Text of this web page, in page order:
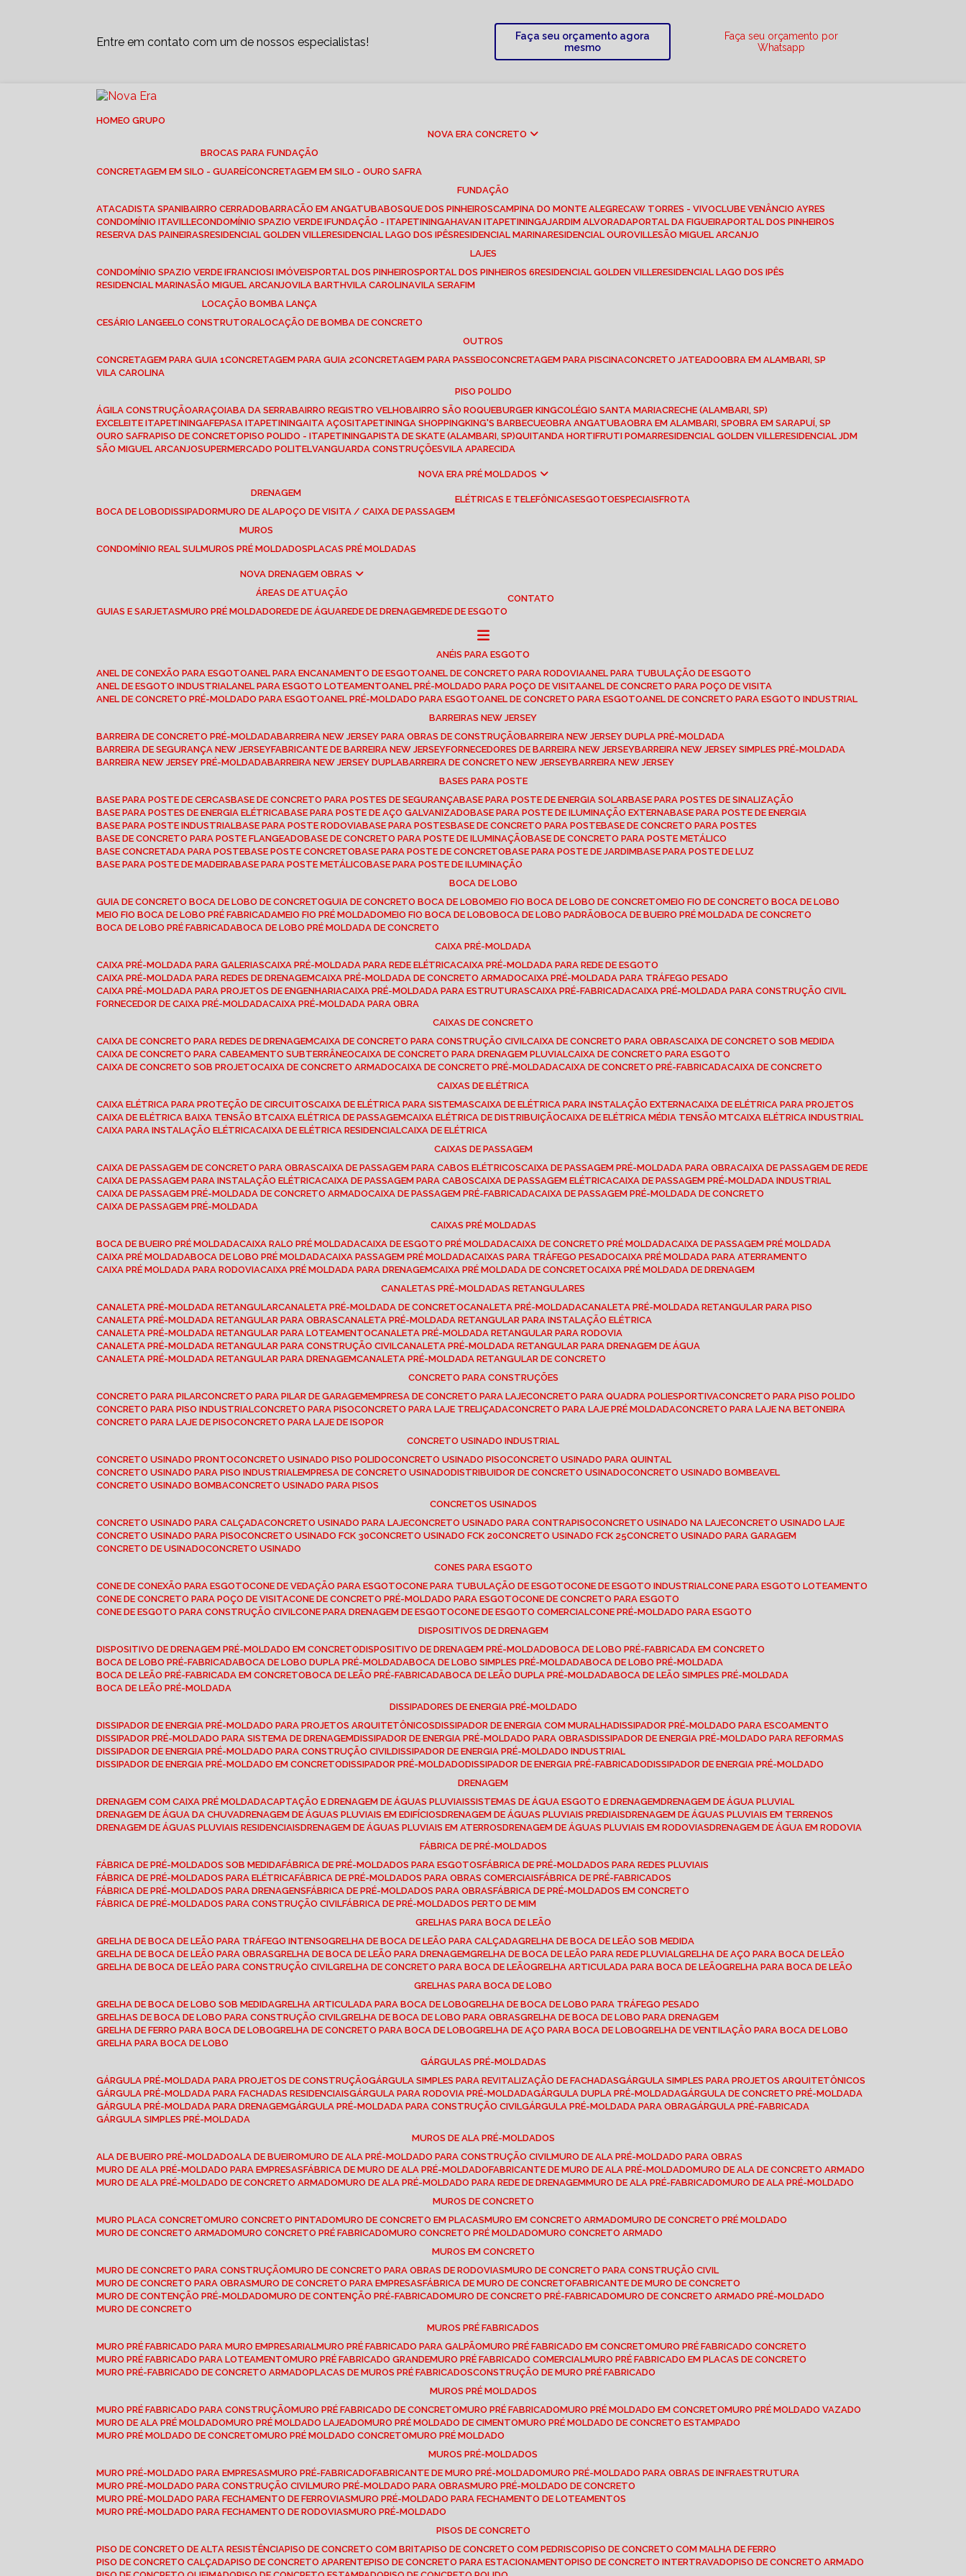
Entre em contato com um de nossos especialistas!
Faça seu orçamento agora
mesmo
Faça seu orçamento por
Whatsapp
HOME
O GRUPO
NOVA ERA CONCRETO
BROCAS PARA FUNDAÇÃO
CONCRETAGEM EM SILO - GUAREÍ CONCRETAGEM EM SILO - OURO SAFRA
FUNDAÇÃO
ATACADISTA SPANI BAIRRO CERRADO BARRACÃO EM ANGATUBA BOSQUE DOS PINHEIROS CAMPINA DO MONTE ALEGRE CAW TORRES - VIVO CLUBE VENÂNCIO AYRES
CONDOMÍNIO ITAVILLE CONDOMÍNIO SPAZIO VERDE I FUNDAÇÃO - ITAPETININGA HAVAN ITAPETININGA JARDIM ALVORADA PORTAL DA FIGUEIRA PORTAL DOS PINHEIROS
RESERVA DAS PAINEIRAS RESIDENCIAL GOLDEN VILLE RESIDENCIAL LAGO DOS IPÊS RESIDENCIAL MARINA RESIDENCIAL OUROVILLE SÃO MIGUEL ARCANJO
LAJES
CONDOMÍNIO SPAZIO VERDE I FRANCIOSI IMÓVEIS PORTAL DOS PINHEIROS PORTAL DOS PINHEIROS 6 RESIDENCIAL GOLDEN VILLE RESIDENCIAL LAGO DOS IPÊS
RESIDENCIAL MARINA SÃO MIGUEL ARCANJO VILA BARTH VILA CAROLINA VILA SERAFIM
LOCAÇÃO BOMBA LANÇA
CESÁRIO LANGE ELO CONSTRUTORA LOCAÇÃO DE BOMBA DE CONCRETO
OUTROS
CONCRETAGEM PARA GUIA 1 CONCRETAGEM PARA GUIA 2 CONCRETAGEM PARA PASSEIO CONCRETAGEM PARA PISCINA CONCRETO JATEADO
OBRA EM ALAMBARI, SP
VILA CAROLINA
PISO POLIDO
ÁGILA CONSTRUÇÃO ARAÇOIABA DA SERRA BAIRRO REGISTRO VELHO BAIRRO SÃO ROQUE BURGER KING COLÉGIO SANTA MARIA CRECHE (ALAMBARI, SP)
EXCELEITE ITAPETININGA FEPASA ITAPETININGA ITA AÇOS ITAPETININGA SHOPPING KING'S BARBECUE OBRA ANGATUBA OBRA EM ALAMBARI, SP
OBRA EM SARAPUÍ, SP
OURO SAFRA PISO DE CONCRETO PISO POLIDO - ITAPETININGA PISTA DE SKATE (ALAMBARI, SP) QUITANDA HORTIFRUTI POMAR RESIDENCIAL GOLDEN VILLE RESIDENCIAL JDM
SÃO MIGUEL ARCANJO SUPERMERCADO POLITEL VANGUARDA CONSTRUÇÕES VILA APARECIDA
NOVA ERA PRÉ MOLDADOS
DRENAGEM
BOCA DE LOBO DISSIPADOR MURO DE ALA POÇO DE VISITA / CAIXA DE PASSAGEM
ELÉTRICAS E TELEFÔNICAS ESGOTO ESPECIAIS FROTA
MUROS
CONDOMÍNIO REAL SUL
MUROS PRÉ MOLDADOS PLACAS PRÉ MOLDADAS
NOVA DRENAGEM OBRAS
ÁREAS DE ATUAÇÃO
GUIAS E SARJETAS
MURO PRÉ MOLDADO REDE DE ÁGUA REDE DE DRENAGEM REDE DE ESGOTO
CONTATO
ANÉIS PARA ESGOTO
ANEL DE CONEXÃO PARA ESGOTO ANEL PARA ENCANAMENTO DE ESGOTO ANEL DE CONCRETO PARA RODOVIA ANEL PARA TUBULAÇÃO DE ESGOTO
ANEL DE ESGOTO INDUSTRIAL ANEL PARA ESGOTO LOTEAMENTO ANEL PRÉ-MOLDADO PARA POÇO DE VISITA ANEL DE CONCRETO PARA POÇO DE VISITA
ANEL DE CONCRETO PRÉ-MOLDADO PARA ESGOTO ANEL PRÉ-MOLDADO PARA ESGOTO ANEL DE CONCRETO PARA ESGOTO ANEL DE CONCRETO PARA ESGOTO INDUSTRIAL
BARREIRAS NEW JERSEY
BARREIRA DE CONCRETO PRÉ-MOLDADA BARREIRA NEW JERSEY PARA OBRAS DE CONSTRUÇÃO BARREIRA NEW JERSEY DUPLA PRÉ-MOLDADA
BARREIRA DE SEGURANÇA NEW JERSEY FABRICANTE DE BARREIRA NEW JERSEY FORNECEDORES DE BARREIRA NEW JERSEY BARREIRA NEW JERSEY SIMPLES PRÉ-MOLDADA
BARREIRA NEW JERSEY PRÉ-MOLDADA BARREIRA NEW JERSEY DUPLA BARREIRA DE CONCRETO NEW JERSEY BARREIRA NEW JERSEY
BASES PARA POSTE
BASE PARA POSTE DE CERCAS BASE DE CONCRETO PARA POSTES DE SEGURANÇA BASE PARA POSTE DE ENERGIA SOLAR BASE PARA POSTES DE SINALIZAÇÃO
BASE PARA POSTES DE ENERGIA ELÉTRICA BASE PARA POSTE DE AÇO GALVANIZADO BASE PARA POSTE DE ILUMINAÇÃO EXTERNA BASE PARA POSTE DE ENERGIA
BASE PARA POSTE INDUSTRIAL BASE PARA POSTE RODOVIA BASE PARA POSTES BASE DE CONCRETO PARA POSTE BASE DE CONCRETO PARA POSTES
BASE DE CONCRETO PARA POSTE FLANGEADO BASE DE CONCRETO PARA POSTE DE ILUMINAÇÃO BASE DE CONCRETO PARA POSTE METÁLICO
BASE CONCRETADA PARA POSTE BASE POSTE CONCRETO BASE PARA POSTE DE CONCRETO BASE PARA POSTE DE JARDIM BASE PARA POSTE DE LUZ
BASE PARA POSTE DE MADEIRA BASE PARA POSTE METÁLICO BASE PARA POSTE DE ILUMINAÇÃO
BOCA DE LOBO
GUIA DE CONCRETO BOCA DE LOBO DE CONCRETO
GUIA DE CONCRETO BOCA DE LOBO MEIO FIO BOCA DE LOBO DE CONCRETO
MEIO FIO DE CONCRETO BOCA DE LOBO
MEIO FIO BOCA DE LOBO PRÉ FABRICADA
MEIO FIO PRÉ MOLDADO MEIO FIO BOCA DE LOBO BOCA DE LOBO PADRÃO BOCA DE BUEIRO PRÉ MOLDADA DE CONCRETO
BOCA DE LOBO PRÉ FABRICADA BOCA DE LOBO PRÉ MOLDADA DE CONCRETO
CAIXA PRÉ-MOLDADA
CAIXA PRÉ-MOLDADA PARA GALERIAS CAIXA PRÉ-MOLDADA PARA REDE ELÉTRICA CAIXA PRÉ-MOLDADA PARA REDE DE ESGOTO
CAIXA PRÉ-MOLDADA PARA REDES DE DRENAGEM CAIXA PRÉ-MOLDADA DE CONCRETO ARMADO CAIXA PRÉ-MOLDADA PARA TRÁFEGO PESADO
CAIXA PRÉ-MOLDADA PARA PROJETOS DE ENGENHARIA CAIXA PRÉ-MOLDADA PARA ESTRUTURAS CAIXA PRÉ-FABRICADA CAIXA PRÉ-MOLDADA PARA CONSTRUÇÃO CIVIL
FORNECEDOR DE CAIXA PRÉ-MOLDADA CAIXA PRÉ-MOLDADA PARA OBRA
CAIXAS DE CONCRETO
CAIXA DE CONCRETO PARA REDES DE DRENAGEM CAIXA DE CONCRETO PARA CONSTRUÇÃO CIVIL CAIXA DE CONCRETO PARA OBRAS CAIXA DE CONCRETO SOB MEDIDA
CAIXA DE CONCRETO PARA CABEAMENTO SUBTERRÂNEO CAIXA DE CONCRETO PARA DRENAGEM PLUVIAL CAIXA DE CONCRETO PARA ESGOTO
CAIXA DE CONCRETO SOB PROJETO CAIXA DE CONCRETO ARMADO CAIXA DE CONCRETO PRÉ-MOLDADA CAIXA DE CONCRETO PRÉ-FABRICADA CAIXA DE CONCRETO
CAIXAS DE ELÉTRICA
CAIXA ELÉTRICA PARA PROTEÇÃO DE CIRCUITOS CAIXA DE ELÉTRICA PARA SISTEMAS CAIXA DE ELÉTRICA PARA INSTALAÇÃO EXTERNA CAIXA DE ELÉTRICA PARA PROJETOS
CAIXA DE ELÉTRICA BAIXA TENSÃO BT CAIXA ELÉTRICA DE PASSAGEM CAIXA ELÉTRICA DE DISTRIBUIÇÃO CAIXA DE ELÉTRICA MÉDIA TENSÃO MT CAIXA ELÉTRICA INDUSTRIAL
CAIXA PARA INSTALAÇÃO ELÉTRICA CAIXA DE ELÉTRICA RESIDENCIAL CAIXA DE ELÉTRICA
CAIXAS DE PASSAGEM
CAIXA DE PASSAGEM DE CONCRETO PARA OBRAS CAIXA DE PASSAGEM PARA CABOS ELÉTRICOS CAIXA DE PASSAGEM PRÉ-MOLDADA PARA OBRA CAIXA DE PASSAGEM DE REDE
CAIXA DE PASSAGEM PARA INSTALAÇÃO ELÉTRICA CAIXA DE PASSAGEM PARA CABOS CAIXA DE PASSAGEM ELÉTRICA CAIXA DE PASSAGEM PRÉ-MOLDADA INDUSTRIAL
CAIXA DE PASSAGEM PRÉ-MOLDADA DE CONCRETO ARMADO CAIXA DE PASSAGEM PRÉ-FABRICADA CAIXA DE PASSAGEM PRÉ-MOLDADA DE CONCRETO
CAIXA DE PASSAGEM PRÉ-MOLDADA
CAIXAS PRÉ MOLDADAS
BOCA DE BUEIRO PRÉ MOLDADA CAIXA RALO PRÉ MOLDADA CAIXA DE ESGOTO PRÉ MOLDADA CAIXA DE CONCRETO PRÉ MOLDADA CAIXA DE PASSAGEM PRÉ MOLDADA
CAIXA PRÉ MOLDADA BOCA DE LOBO PRÉ MOLDADA CAIXA PASSAGEM PRÉ MOLDADA CAIXAS PARA TRÁFEGO PESADO CAIXA PRÉ MOLDADA PARA ATERRAMENTO
CAIXA PRÉ MOLDADA PARA RODOVIA CAIXA PRÉ MOLDADA PARA DRENAGEM CAIXA PRÉ MOLDADA DE CONCRETO CAIXA PRÉ MOLDADA DE DRENAGEM
CANALETAS PRÉ-MOLDADAS RETANGULARES
CANALETA PRÉ-MOLDADA RETANGULAR CANALETA PRÉ-MOLDADA DE CONCRETO CANALETA PRÉ-MOLDADA CANALETA PRÉ-MOLDADA RETANGULAR PARA PISO
CANALETA PRÉ-MOLDADA RETANGULAR PARA OBRAS CANALETA PRÉ-MOLDADA RETANGULAR PARA INSTALAÇÃO ELÉTRICA
CANALETA PRÉ-MOLDADA RETANGULAR PARA LOTEAMENTO CANALETA PRÉ-MOLDADA RETANGULAR PARA RODOVIA
CANALETA PRÉ-MOLDADA RETANGULAR PARA CONSTRUÇÃO CIVIL CANALETA PRÉ-MOLDADA RETANGULAR PARA DRENAGEM DE ÁGUA
CANALETA PRÉ-MOLDADA RETANGULAR PARA DRENAGEM CANALETA PRÉ-MOLDADA RETANGULAR DE CONCRETO
CONCRETO PARA CONSTRUÇÕES
CONCRETO PARA PILAR CONCRETO PARA PILAR DE GARAGEM EMPRESA DE CONCRETO PARA LAJE CONCRETO PARA QUADRA POLIESPORTIVA CONCRETO PARA PISO POLIDO
CONCRETO PARA PISO INDUSTRIAL CONCRETO PARA PISO CONCRETO PARA LAJE TRELIÇADA CONCRETO PARA LAJE PRÉ MOLDADA CONCRETO PARA LAJE NA BETONEIRA
CONCRETO PARA LAJE DE PISO CONCRETO PARA LAJE DE ISOPOR
CONCRETO USINADO INDUSTRIAL
CONCRETO USINADO PRONTO CONCRETO USINADO PISO POLIDO CONCRETO USINADO PISO CONCRETO USINADO PARA QUINTAL
CONCRETO USINADO PARA PISO INDUSTRIAL EMPRESA DE CONCRETO USINADO DISTRIBUIDOR DE CONCRETO USINADO CONCRETO USINADO BOMBEAVEL
CONCRETO USINADO BOMBA CONCRETO USINADO PARA PISOS
CONCRETOS USINADOS
CONCRETO USINADO PARA CALÇADA CONCRETO USINADO PARA LAJE CONCRETO USINADO PARA CONTRAPISO CONCRETO USINADO NA LAJE CONCRETO USINADO LAJE
CONCRETO USINADO PARA PISO CONCRETO USINADO FCK 30 CONCRETO USINADO FCK 20 CONCRETO USINADO FCK 25 CONCRETO USINADO PARA GARAGEM
CONCRETO DE USINADO CONCRETO USINADO
CONES PARA ESGOTO
CONE DE CONEXÃO PARA ESGOTO CONE DE VEDAÇÃO PARA ESGOTO CONE PARA TUBULAÇÃO DE ESGOTO CONE DE ESGOTO INDUSTRIAL CONE PARA ESGOTO LOTEAMENTO
CONE DE CONCRETO PARA POÇO DE VISITA CONE DE CONCRETO PRÉ-MOLDADO PARA ESGOTO CONE DE CONCRETO PARA ESGOTO
CONE DE ESGOTO PARA CONSTRUÇÃO CIVIL CONE PARA DRENAGEM DE ESGOTO CONE DE ESGOTO COMERCIAL CONE PRÉ-MOLDADO PARA ESGOTO
DISPOSITIVOS DE DRENAGEM
DISPOSITIVO DE DRENAGEM PRÉ-MOLDADO EM CONCRETO DISPOSITIVO DE DRENAGEM PRÉ-MOLDADO BOCA DE LOBO PRÉ-FABRICADA EM CONCRETO
BOCA DE LOBO PRÉ-FABRICADA BOCA DE LOBO DUPLA PRÉ-MOLDADA BOCA DE LOBO SIMPLES PRÉ-MOLDADA BOCA DE LOBO PRÉ-MOLDADA
BOCA DE LEÃO PRÉ-FABRICADA EM CONCRETO BOCA DE LEÃO PRÉ-FABRICADA BOCA DE LEÃO DUPLA PRÉ-MOLDADA BOCA DE LEÃO SIMPLES PRÉ-MOLDADA
BOCA DE LEÃO PRÉ-MOLDADA
DISSIPADORES DE ENERGIA PRÉ-MOLDADO
DISSIPADOR DE ENERGIA PRÉ-MOLDADO PARA PROJETOS ARQUITETÔNICOS DISSIPADOR DE ENERGIA COM MURALHA DISSIPADOR PRÉ-MOLDADO PARA ESCOAMENTO
DISSIPADOR PRÉ-MOLDADO PARA SISTEMA DE DRENAGEM DISSIPADOR DE ENERGIA PRÉ-MOLDADO PARA OBRAS DISSIPADOR DE ENERGIA PRÉ-MOLDADO PARA REFORMAS
DISSIPADOR DE ENERGIA PRÉ-MOLDADO PARA CONSTRUÇÃO CIVIL DISSIPADOR DE ENERGIA PRÉ-MOLDADO INDUSTRIAL
DISSIPADOR DE ENERGIA PRÉ-MOLDADO EM CONCRETO DISSIPADOR PRÉ-MOLDADO DISSIPADOR DE ENERGIA PRÉ-FABRICADO DISSIPADOR DE ENERGIA PRÉ-MOLDADO
DRENAGEM
DRENAGEM COM CAIXA PRÉ MOLDADA CAPTAÇÃO E DRENAGEM DE ÁGUAS PLUVIAIS SISTEMAS DE ÁGUA ESGOTO E DRENAGEM DRENAGEM DE ÁGUA PLUVIAL
DRENAGEM DE ÁGUA DA CHUVA DRENAGEM DE ÁGUAS PLUVIAIS EM EDIFÍCIOS DRENAGEM DE ÁGUAS PLUVIAIS PREDIAIS DRENAGEM DE ÁGUAS PLUVIAIS EM TERRENOS
DRENAGEM DE ÁGUAS PLUVIAIS RESIDENCIAIS DRENAGEM DE ÁGUAS PLUVIAIS EM ATERROS DRENAGEM DE ÁGUAS PLUVIAIS EM RODOVIAS DRENAGEM DE ÁGUA EM RODOVIA
FÁBRICA DE PRÉ-MOLDADOS
FÁBRICA DE PRÉ-MOLDADOS SOB MEDIDA FÁBRICA DE PRÉ-MOLDADOS PARA ESGOTOS FÁBRICA DE PRÉ-MOLDADOS PARA REDES PLUVIAIS
FÁBRICA DE PRÉ-MOLDADOS PARA ELÉTRICA FÁBRICA DE PRÉ-MOLDADOS PARA OBRAS COMERCIAIS FÁBRICA DE PRÉ-FABRICADOS
FÁBRICA DE PRÉ-MOLDADOS PARA DRENAGENS FÁBRICA DE PRÉ-MOLDADOS PARA OBRAS FÁBRICA DE PRÉ-MOLDADOS EM CONCRETO
FÁBRICA DE PRÉ-MOLDADOS PARA CONSTRUÇÃO CIVIL FÁBRICA DE PRÉ-MOLDADOS PERTO DE MIM
GRELHAS PARA BOCA DE LEÃO
GRELHA DE BOCA DE LEÃO PARA TRÁFEGO INTENSO
GRELHA DE BOCA DE LEÃO PARA CALÇADA
GRELHA DE BOCA DE LEÃO SOB MEDIDA
GRELHA DE BOCA DE LEÃO PARA OBRAS
GRELHA DE BOCA DE LEÃO PARA DRENAGEM GRELHA DE BOCA DE LEÃO PARA REDE PLUVIAL
GRELHA DE AÇO PARA BOCA DE LEÃO
GRELHA DE BOCA DE LEÃO PARA CONSTRUÇÃO CIVIL
GRELHA DE CONCRETO PARA BOCA DE LEÃO GRELHA ARTICULADA PARA BOCA DE LEÃO
GRELHA PARA BOCA DE LEÃO
GRELHAS PARA BOCA DE LOBO
GRELHA DE BOCA DE LOBO SOB MEDIDA
GRELHA ARTICULADA PARA BOCA DE LOBO
GRELHA DE BOCA DE LOBO PARA TRÁFEGO PESADO
GRELHAS DE BOCA DE LOBO PARA CONSTRUÇÃO CIVIL
GRELHA DE BOCA DE LOBO PARA OBRAS
GRELHA DE BOCA DE LOBO PARA DRENAGEM
GRELHA DE FERRO PARA BOCA DE LOBO
GRELHA DE CONCRETO PARA BOCA DE LOBO GRELHA DE AÇO PARA BOCA DE LOBO
GRELHA DE VENTILAÇÃO PARA BOCA DE LOBO
GRELHA PARA BOCA DE LOBO
GÁRGULAS PRÉ-MOLDADAS
GÁRGULA PRÉ-MOLDADA PARA PROJETOS DE CONSTRUÇÃO
GÁRGULA SIMPLES PARA REVITALIZAÇÃO DE FACHADAS
GÁRGULA SIMPLES PARA PROJETOS ARQUITETÔNICOS
GÁRGULA PRÉ-MOLDADA PARA FACHADAS RESIDENCIAIS
GÁRGULA PARA RODOVIA PRÉ-MOLDADA GÁRGULA DUPLA PRÉ-MOLDADA
GÁRGULA DE CONCRETO PRÉ-MOLDADA
GÁRGULA PRÉ-MOLDADA PARA DRENAGEM
GÁRGULA PRÉ-MOLDADA PARA CONSTRUÇÃO CIVIL GÁRGULA PRÉ-MOLDADA PARA OBRA
GÁRGULA PRÉ-FABRICADA
GÁRGULA SIMPLES PRÉ-MOLDADA
MUROS DE ALA PRÉ-MOLDADOS
ALA DE BUEIRO PRÉ-MOLDADO ALA DE BUEIRO MURO DE ALA PRÉ-MOLDADO PARA CONSTRUÇÃO CIVIL
MURO DE ALA PRÉ-MOLDADO PARA OBRAS
MURO DE ALA PRÉ-MOLDADO PARA EMPRESAS FÁBRICA DE MURO DE ALA PRÉ-MOLDADO FABRICANTE DE MURO DE ALA PRÉ-MOLDADO
MURO DE ALA DE CONCRETO ARMADO
MURO DE ALA PRÉ-MOLDADO DE CONCRETO ARMADO
MURO DE ALA PRÉ-MOLDADO PARA REDE DE DRENAGEM MURO DE ALA PRÉ-FABRICADO
MURO DE ALA PRÉ-MOLDADO
MUROS DE CONCRETO
MURO PLACA CONCRETO
MURO CONCRETO PINTADO MURO DE CONCRETO EM PLACAS MURO EM CONCRETO ARMADO
MURO DE CONCRETO PRÉ MOLDADO
MURO DE CONCRETO ARMADO
MURO CONCRETO PRÉ FABRICADO MURO CONCRETO PRÉ MOLDADO
MURO CONCRETO ARMADO
MUROS EM CONCRETO
MURO DE CONCRETO PARA CONSTRUÇÃO
MURO DE CONCRETO PARA OBRAS DE RODOVIAS
MURO DE CONCRETO PARA CONSTRUÇÃO CIVIL
MURO DE CONCRETO PARA OBRAS
MURO DE CONCRETO PARA EMPRESAS FÁBRICA DE MURO DE CONCRETO FABRICANTE DE MURO DE CONCRETO
MURO DE CONTENÇÃO PRÉ-MOLDADO
MURO DE CONTENÇÃO PRÉ-FABRICADO MURO DE CONCRETO PRÉ-FABRICADO
MURO DE CONCRETO ARMADO PRÉ-MOLDADO
MURO DE CONCRETO
MUROS PRÉ FABRICADOS
MURO PRÉ FABRICADO PARA MURO EMPRESARIAL
MURO PRÉ FABRICADO PARA GALPÃO MURO PRÉ FABRICADO EM CONCRETO
MURO PRÉ FABRICADO CONCRETO
MURO PRÉ FABRICADO PARA LOTEAMENTO
MURO PRÉ FABRICADO GRANDE MURO PRÉ FABRICADO COMERCIAL
MURO PRÉ FABRICADO EM PLACAS DE CONCRETO
MURO PRÉ-FABRICADO DE CONCRETO ARMADO PLACAS DE MUROS PRÉ FABRICADOS CONSTRUÇÃO DE MURO PRÉ FABRICADO
MUROS PRÉ MOLDADOS
MURO PRÉ FABRICADO PARA CONSTRUÇÃO
MURO PRÉ FABRICADO DE CONCRETO MURO PRÉ FABRICADO MURO PRÉ MOLDADO EM CONCRETO
MURO PRÉ MOLDADO VAZADO
MURO DE ALA PRÉ MOLDADO
MURO PRÉ MOLDADO LAJEADO MURO PRÉ MOLDADO DE CIMENTO
MURO PRÉ MOLDADO DE CONCRETO ESTAMPADO
MURO PRÉ MOLDADO DE CONCRETO
MURO PRÉ MOLDADO CONCRETO
MURO PRÉ MOLDADO
MUROS PRÉ-MOLDADOS
MURO PRÉ-MOLDADO PARA EMPRESAS
MURO PRÉ-FABRICADO FABRICANTE DE MURO PRÉ-MOLDADO
MURO PRÉ-MOLDADO PARA OBRAS DE INFRAESTRUTURA
MURO PRÉ-MOLDADO PARA CONSTRUÇÃO CIVIL
MURO PRÉ-MOLDADO PARA OBRAS
MURO PRÉ-MOLDADO DE CONCRETO
MURO PRÉ-MOLDADO PARA FECHAMENTO DE FERROVIAS
MURO PRÉ-MOLDADO PARA FECHAMENTO DE LOTEAMENTOS
MURO PRÉ-MOLDADO PARA FECHAMENTO DE RODOVIAS
MURO PRÉ-MOLDADO
PISOS DE CONCRETO
PISO DE CONCRETO DE ALTA RESISTÊNCIA PISO DE CONCRETO COM BRITA PISO DE CONCRETO COM PEDRISCO PISO DE CONCRETO COM MALHA DE FERRO
PISO DE CONCRETO CALÇADA PISO DE CONCRETO APARENTE PISO DE CONCRETO PARA ESTACIONAMENTO PISO DE CONCRETO INTERTRAVADO PISO DE CONCRETO ARMADO